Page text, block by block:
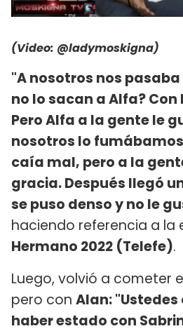
(Video: @ladymoskigna)
"A nosotros nos
no lo sacan a Alfa? Con
Pero Alfa a la gente le
nosotros lo
caía mal, pero a la
gracia. Después llegó
se puso denso y no le
haciendo referencia a la
Hermano 2022 (Telefe).
Luego, volvió a cometer
pero con Alan: "Ustedes
haber estado con